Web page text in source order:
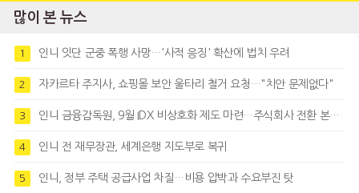
많이 본 뉴스
1 인니 잇단 군중 폭행 사망…'사적 응징' 확산에 법치 우려
2 자카르타 주지사, 쇼핑몰 보안 울타리 철거 요청…"치안 문제없다"
3 인니 금융감독원, 9월 IDX 비상호화 제도 마련…주식회사 전환 본격화
4 인니 전 재무장관, 세계은행 지도부로 복귀
5 인니, 정부 주택 공급사업 차질…비용 압박과 수요부진 탓